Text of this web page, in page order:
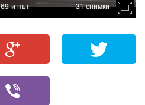
и път 31 снимки